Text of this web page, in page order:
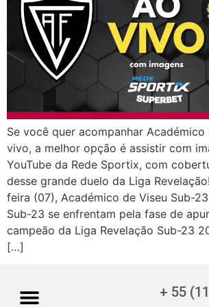
Se você quer acompanhar Académico
vivo, a melhor opção é assistir com
YouTube da Rede Sportix, com
desse grande duelo da Liga
feira (07), Académico de Viseu Sub-
Sub-23 se enfrentam pela fase de
campeão da Liga Revelação Sub-23
[…]
+ 55